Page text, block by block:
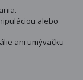
alebo
ani umývačku